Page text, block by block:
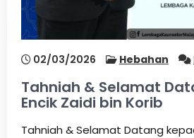
02/03/2026 Hebahan
Tahniah & Selamat
Encik Zaidi bin Korib
Tahniah & Selamat Datang